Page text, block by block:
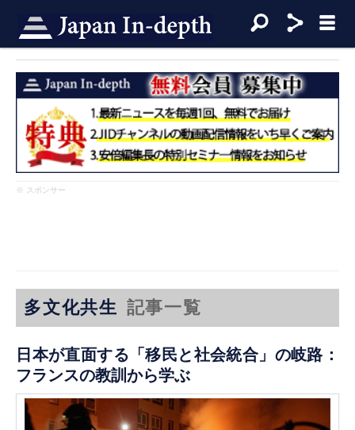
※ スポンサー
多文化共生 記事一覧
日本が直面する「移民と社会統合」の岐路：
フランスの教訓から学ぶ